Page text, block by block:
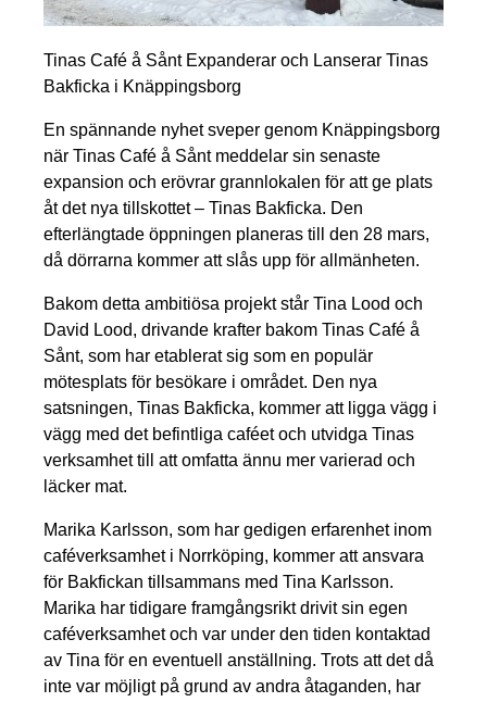
Tinas Café å Sånt Expanderar och Lanserar Tinas
Bakficka i Knäppingsborg
En spännande nyhet sveper genom Knäppingsborg
när Tinas Café å Sånt meddelar sin senaste
expansion och erövrar grannlokalen för att ge plats
åt det nya tillskottet – Tinas Bakficka. Den
efterlängtade öppningen planeras till den 28 mars,
då dörrarna kommer att slås upp för allmänheten.
Bakom detta ambitiösa projekt står Tina Lood och
David Lood, drivande krafter bakom Tinas Café å
Sånt, som har etablerat sig som en populär
mötesplats för besökare i området. Den nya
satsningen, Tinas Bakficka, kommer att ligga vägg i
vägg med det befintliga caféet och utvidga Tinas
verksamhet till att omfatta ännu mer varierad och
läcker mat.
Marika Karlsson, som har gedigen erfarenhet inom
caféverksamhet i Norrköping, kommer att ansvara
för Bakfickan tillsammans med Tina Karlsson.
Marika har tidigare framgångsrikt drivit sin egen
caféverksamhet och var under den tiden kontaktad
av Tina för en eventuell anställning. Trots att det då
inte var möjligt på grund av andra åtaganden, har